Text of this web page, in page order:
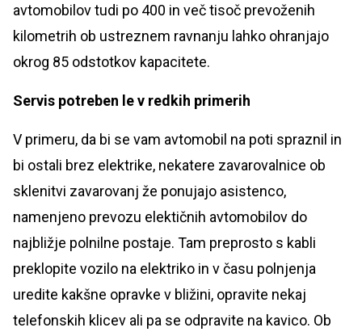
avtomobilov tudi po 400 in več tisoč prevoženih
kilometrih ob ustreznem ravnanju lahko ohranjajo
okrog 85 odstotkov kapacitete.
Servis potreben le v redkih primerih
V primeru, da bi se vam avtomobil na poti spraznil in
bi ostali brez elektrike, nekatere zavarovalnice ob
sklenitvi zavarovanj že ponujajo asistenco,
namenjeno prevozu elektičnih avtomobilov do
najbližje polnilne postaje. Tam preprosto s kabli
preklopite vozilo na elektriko in v času polnjenja
uredite kakšne opravke v bližini, opravite nekaj
telefonskih klicev ali pa se odpravite na kavico. Ob